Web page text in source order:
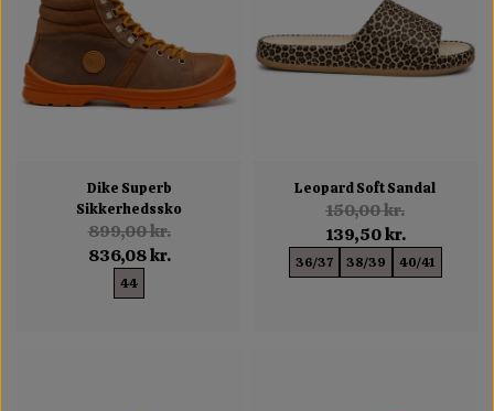
Dike Superb
Sikkerhedssko
899,00 kr.
836,08 kr.
44
Leopard Soft Sandal
150,00 kr.
139,50 kr.
36/37 38/39 40/41